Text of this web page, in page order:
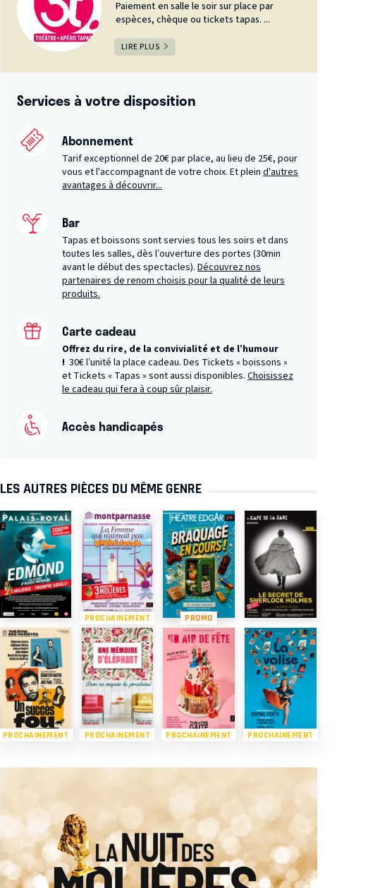
Paiement en salle le soir sur place par
espèces, chèque ou tickets tapas. ...
LIRE PLUS
Services à votre disposition
Abonnement
Tarif exceptionnel de 20€ par place, au lieu de 25€, pour
vous et l'accompagnant de votre choix. Et plein d'autres
avantages à découvrir...
Bar
Tapas et boissons sont servies tous les soirs et dans
toutes les salles, dès l’ouverture des portes (30min
avant le début des spectacles). Découvrez nos
partenaires de renom choisis pour la qualité de leurs
produits.
Carte cadeau
Offrez du rire, de la convivialité et de l’humour
! 30€ l’unité la place cadeau. Des Tickets « boissons »
et Tickets « Tapas » sont aussi disponibles. Choisissez
le cadeau qui fera à coup sûr plaisir.
Accès handicapés
LES AUTRES PIÈCES DU MÊME GENRE
PROCHAINEMENT PROMO
PROCHAINEMENT PROCHAINEMENT PROCHAINEMENT PROCHAINEMENT